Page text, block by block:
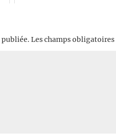
publiée. Les champs